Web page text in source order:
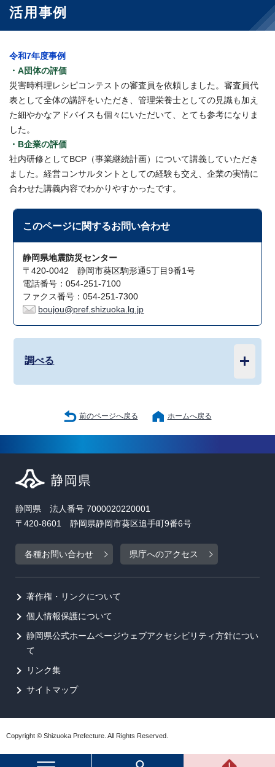
活用事例
令和7年度事例
・A団体の評価
災害時料理レシピコンテストの審査員を依頼しました。審査員代
表として全体の講評をいただき、管理栄養士としての見識も加え
た細やかなアドバイスも個々にいただいて、とても参考になりま
した。
・B企業の評価
社内研修としてBCP（事業継続計画）について講義していただき
ました。経営コンサルタントとしての経験も交え、企業の実情に
合わせた講義内容でわかりやすかったです。
このページに関するお問い合わせ
静岡県地震防災センター
〒420-0042 静岡市葵区駒形通5丁目9番1号
電話番号：054-251-7100
ファクス番号：054-251-7300
boujou@pref.shizuoka.lg.jp
調べる
前のページへ戻る ホームへ戻る
静岡県 法人番号 7000020220001
〒420-8601 静岡県静岡市葵区追手町9番6号
各種お問い合わせ 県庁へのアクセス
著作権・リンクについて
個人情報保護について
静岡県公式ホームページウェブアクセシビリティ方針につい
て
リンク集
サイトマップ
Copyright © Shizuoka Prefecture. All Rights Reserved.